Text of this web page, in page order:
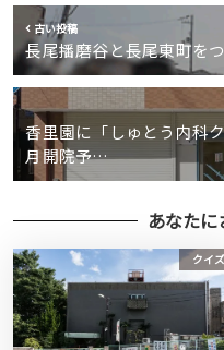
古い投稿
長尾播磨谷と長尾東町を
香里園に「しゅとう内科
月開院予…
あなた
クイズ